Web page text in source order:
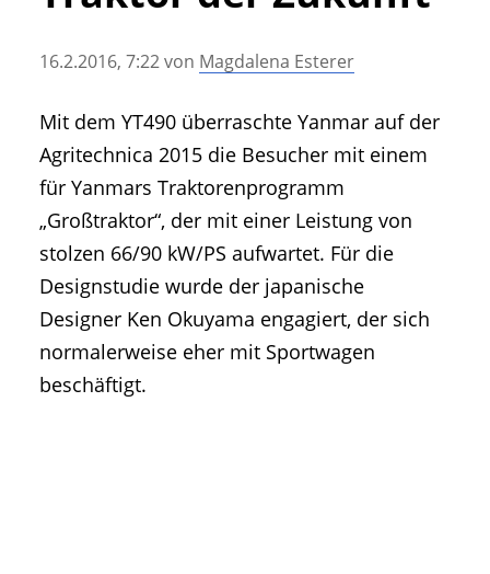
• Messen und Veranstaltungen
• Agritechnica Neuheiten Archiv
• Artikel nach Hersteller/Marke
16.2.2016, 7:22von Magdalena Esterer
Mit dem YT490 überraschte Yanmar auf der
Agritechnica 2015 die Besucher mit einem
für Yanmars Traktorenprogramm
„Großtraktor“, der mit einer Leistung von
stolzen 66/90 kW/PS aufwartet. Für die
Designstudie wurde der japanische
Designer Ken Okuyama engagiert, der sich
normalerweise eher mit Sportwagen
beschäftigt.